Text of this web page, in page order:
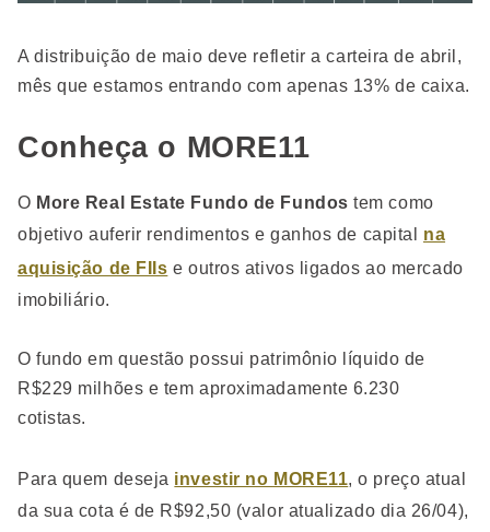
A distribuição de maio deve refletir a carteira de abril,
mês que estamos entrando com apenas 13% de caixa.
Conheça o MORE11
O More Real Estate Fundo de Fundostem como
objetivo auferir rendimentos e ganhos de capital na
aquisição de FIIs e outros ativos ligados ao mercado
imobiliário.
O fundo em questão possui patrimônio líquido de
R$229 milhões e tem aproximadamente 6.230
cotistas.
Para quem deseja investir no MORE11, o preço atual
da sua cota é de R$92,50 (valor atualizado dia 26/04),